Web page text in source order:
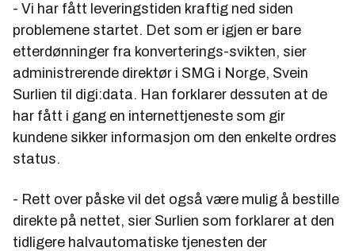
- Vi har fått leveringstiden kraftig ned siden
problemene startet. Det som er igjen er bare
etterdønninger fra konverterings-svikten, sier
administrerende direktør i SMG i Norge, Svein
Surlien til digi:data. Han forklarer dessuten at de
har fått i gang en internettjeneste som gir
kundene sikker informasjon om den enkelte ordres
status.
- Rett over påske vil det også være mulig å bestille
direkte på nettet, sier Surlien som forklarer at den
tidligere halvautomatiske tjenesten der